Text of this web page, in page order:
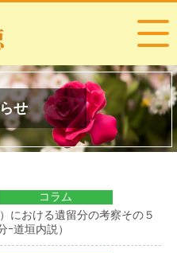
せ
コラム
における遺留分の考察その５
ｰ道垣内説）